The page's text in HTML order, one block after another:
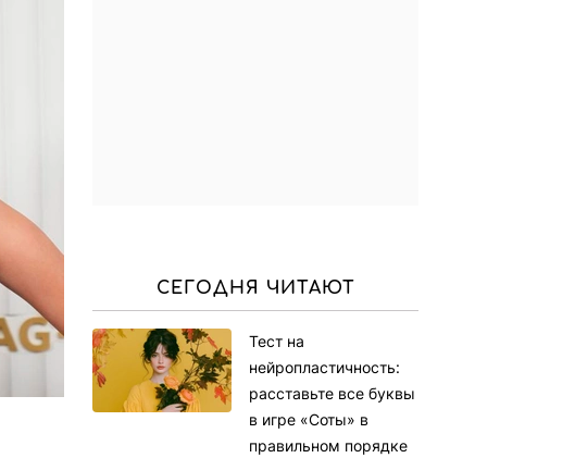
СЕГОДНЯ ЧИТАЮТ
Тест на
нейропластичность:
расставьте все буквы
в игре «Соты» в
правильном порядке